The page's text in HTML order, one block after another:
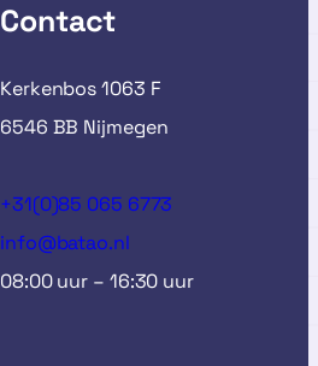
Contact
Kerkenbos 1063 F
6546 BB Nijmegen
+31(0)85 065 6773
info@batao.nl
08:00 uur – 16:30 uur